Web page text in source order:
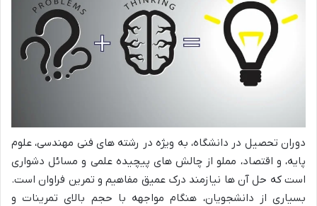
دوران تحصیل در دانشگاه، به ویژه در رشته های فنی مهندسی، علوم
پایه، و اقتصاد، مملو از چالش های پیچیده علمی و مسائل دشواری
است که حل آن ها نیازمند درک عمیق مفاهیم و تمرین فراوان است.
بسیاری از دانشجویان، هنگام مواجهه با حجم بالای تمرینات و